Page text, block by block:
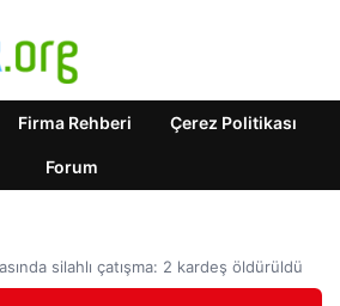
Firma Rehberi Çerez Politikası
Forum
silahlı çatışma: 2 kardeş öldürüldü